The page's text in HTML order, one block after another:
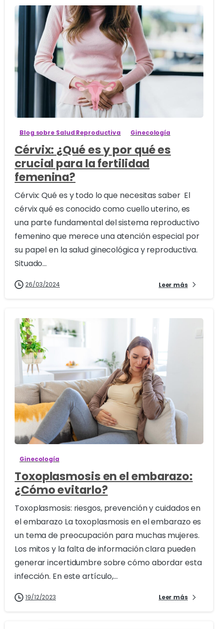
Blog sobre Salud Reproductiva Ginecología
Cérvix: ¿Qué es y por qué es
crucial para la fertilidad
femenina?
Cérvix: Qué es y todo lo que necesitas saber El
cérvix qué es conocido como cuello uterino, es
una parte fundamental del sistema reproductivo
femenino que merece una atención especial por
su papel en la salud ginecológica y reproductiva.
Situado...
26/03/2024 Leer más
Ginecología
Toxoplasmosis en el embarazo:
¿Cómo evitarlo?
Toxoplasmosis: riesgos, prevención y cuidados en
el embarazo La toxoplasmosis en el embarazo es
un tema de preocupación para muchas mujeres.
Los mitos y la falta de información clara pueden
generar incertidumbre sobre cómo abordar esta
infección. En este artículo,...
19/12/2023 Leer más